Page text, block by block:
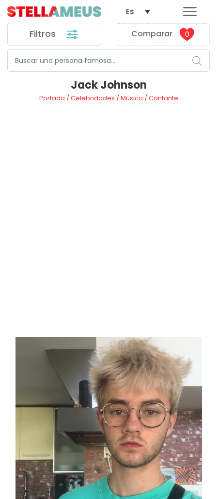
Filtros Comparar 0
Es
Jack Johnson
Portada /Celebridades /Música /Cantante